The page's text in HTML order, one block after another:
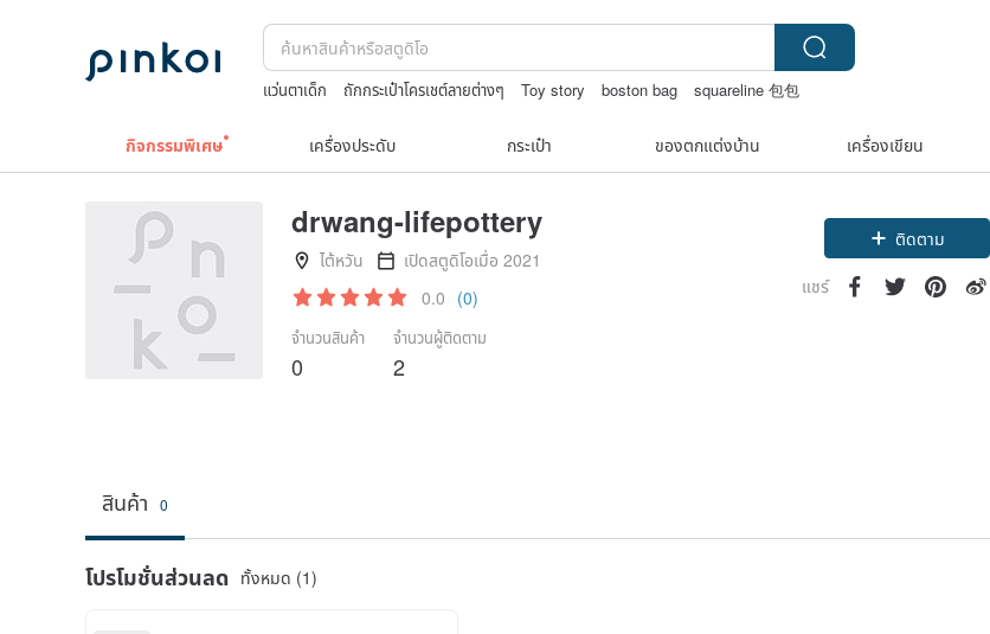
แว่นตาเด็ก ถักกระเป๋าโครเชต์ลายต่างๆ Toy story boston bag
squareline 包包
กิจกรรมพิเศษ เครื่องประดับ กระเป๋า ของตกแต่งบ้าน เครื่องเขียน
drwang-lifepottery
ไต้หวัน
เปิดสตูดิโอเมื่อ 2021
0.0 (0)
จำนวนสินค้า
0
จำนวนผู้ติดตาม
2
ติดตาม
แชร์
สินค้า 0
โปรโมชั่นส่วนลด ทั้งหมด (1)